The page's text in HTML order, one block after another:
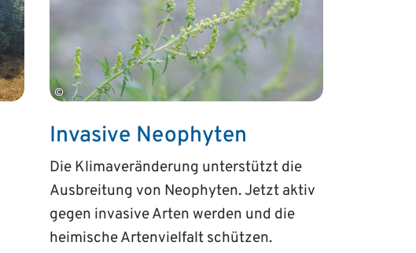
©
Invasive Neophyten
Die Klimaveränderung unterstützt die
Ausbreitung von Neophyten. Jetzt aktiv
gegen invasive Arten werden und die
heimische Artenvielfalt schützen.